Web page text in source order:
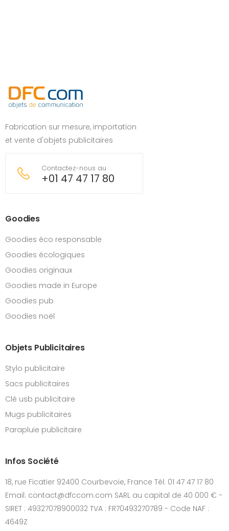
Fabrication sur mesure, importation
et vente d'objets publicitaires
Contactez-nous au
+01 47 47 17 80
Goodies
Goodies éco responsable
Goodies écologiques
Goodies originaux
Goodies made in Europe
Goodies pub
Goodies noël
Objets Publicitaires
Stylo publicitaire
Sacs publicitaires
Clé usb publicitaire
Mugs publicitaires
Parapluie publicitaire
Infos Société
18, rue Ficatier 92400 Courbevoie, France Tél: 01 47 47 17 80
Email: contact@dfccom.com SARL au capital de 40 000 € -
SIRET : 49327078900032 TVA : FR70493270789 - Code NAF :
4649Z